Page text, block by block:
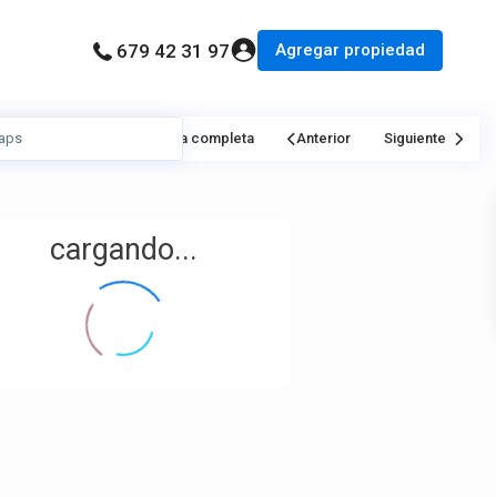
679 42 31 97 Agregar propiedad
cargando...
Mi Ubicación Pantalla completa Anterior Siguiente